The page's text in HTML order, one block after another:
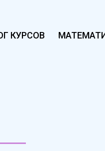
КУРСОВ